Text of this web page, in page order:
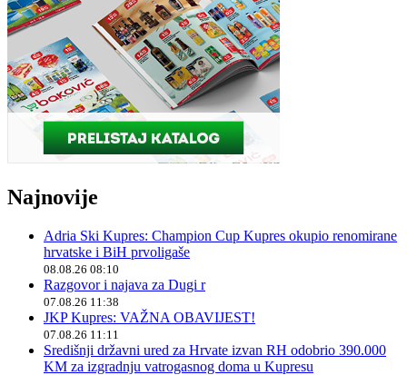
Najnovije
Adria Ski Kupres: Champion Cup Kupres okupio renomirane
hrvatske i BiH prvoligaše
08.08.26 08:10
Razgovor i najava za Dugi r
07.08.26 11:38
JKP Kupres: VAŽNA OBAVIJEST!
07.08.26 11:11
Središnji državni ured za Hrvate izvan RH odobrio 390.000
KM za izgradnju vatrogasnog doma u Kupresu